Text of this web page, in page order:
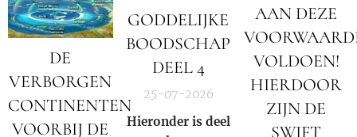
door Donald
Trump op basis
van Executive
Order 13818.
dezelfde familie
altijd de
levert".
DE
VERBORGEN
CONTINENTEN
VOORBIJ DE
GODDELIJKE
BOODSCHAP
DEEL 4
25-07-2026
Hieronder is deel
AAN DEZE
VOLDOEN!
HIERDOOR
ZIJN DE
SWIFT